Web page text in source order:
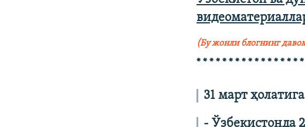
(Бу жонли блогнинг
* * * * * * * * * * * * * * * *
31 март
- Ўзбекистонда